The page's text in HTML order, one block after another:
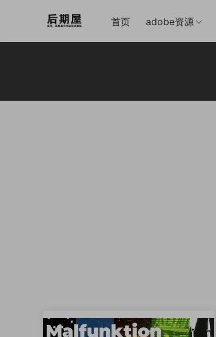
首页 adobe资源